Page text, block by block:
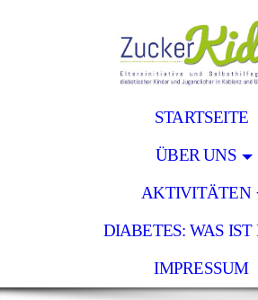
STARTSEITE
ÜBER UNS
AKTIVITÄTEN
DIABETES: WAS IST
IMPRESSUM